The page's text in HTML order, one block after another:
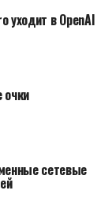
уходит в OpenAI
очки
сетевые